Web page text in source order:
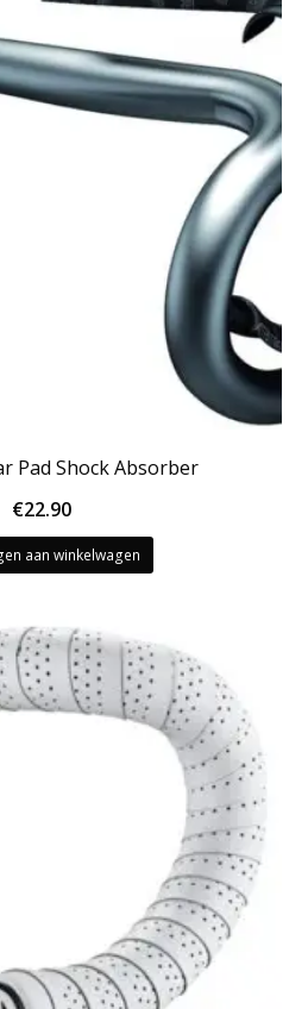
Pad Shock Absorber
€22.90
aan winkelwagen